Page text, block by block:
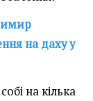
на даху у
на кілька